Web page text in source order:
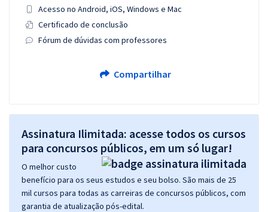
Acesso no Android, iOS, Windows e Mac
Certificado de conclusão
Fórum de dúvidas com professores
Compartilhar
Assinatura Ilimitada: acesse todos os cursos
para concursos públicos, em um só lugar!
O melhor custo
benefício para os seus estudos e seu bolso. São mais de 25
mil cursos para todas as carreiras de concursos públicos, com
garantia de atualização pós-edital.